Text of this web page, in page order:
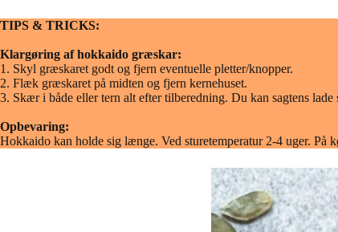
TIPS & TRICKS:
Klargøring af hokkaido græskar:
1. Skyl græskaret godt og fjern eventuelle pletter/knopper.
2. Flæk græskaret på midten og fjern kernehuset.
3. Skær i både eller tern alt efter tilberedning. Du kan sagtens
Opbevaring:
Hokkaido kan holde sig længe. Ved sturetemperatur 2-4 uger. På